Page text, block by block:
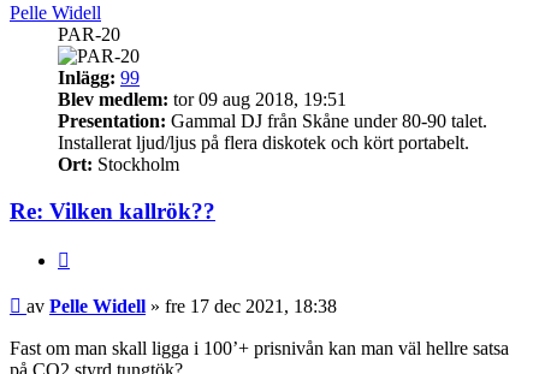
Pelle Widell
PAR-20
Inlägg: 99
Blev medlem: tor 09 aug 2018, 19:51
Presentation: Gammal DJ från Skåne under 80-90 talet.
Installerat ljud/ljus på flera diskotek och kört portabelt.
Ort: Stockholm
Re: Vilken kallrök??
Inlägg
av Pelle Widell » fre 17 dec 2021, 18:38
Fast om man skall ligga i 100’+ prisnivån kan man väl hellre satsa